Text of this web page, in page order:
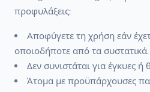
προφυλάξεις:
Αποφύγετε τη χρήση εάν
οποιοδήποτε από τα συστατικά.
Δεν συνιστάται για έγκυες ή
Άτομα με προϋπάρχουσες